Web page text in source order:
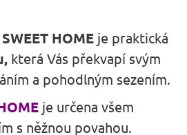
HOME je praktická
která Vás překvapí svým
a pohodlným sezením.
je určena všem
s něžnou povahou.